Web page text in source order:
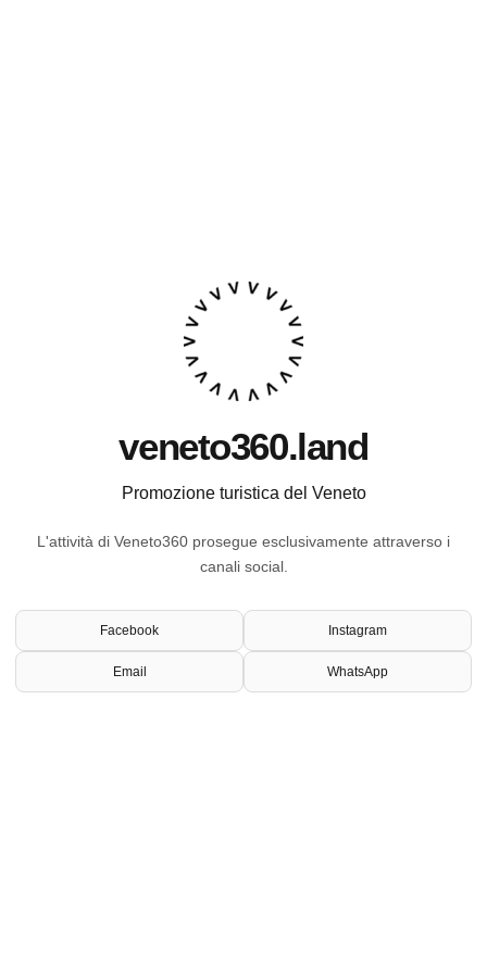
veneto360.land
Promozione turistica del Veneto
L'attività di Veneto360 prosegue esclusivamente attraverso i
canali social.
Facebook Instagram
Email WhatsApp